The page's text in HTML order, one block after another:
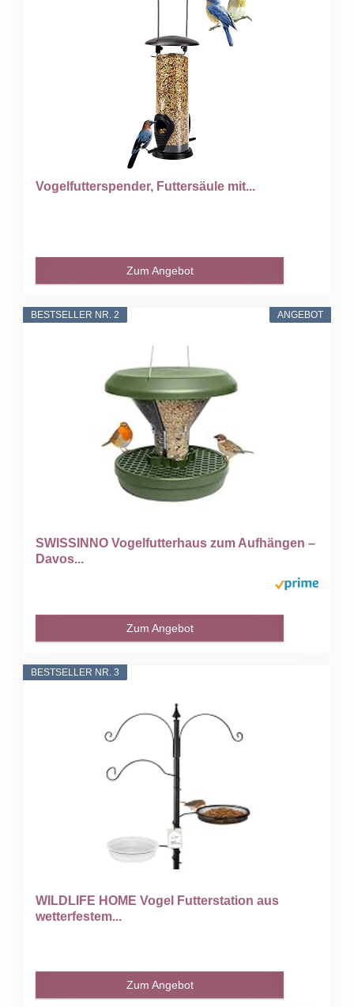
Vogelfutterspender, Futtersäule mit...
Zum Angebot
ANGEBOT
BESTSELLER NR. 2
SWISSINNO Vogelfutterhaus zum Aufhängen –
Davos...
Zum Angebot
BESTSELLER NR. 3
WILDLIFE HOME Vogel Futterstation aus
wetterfestem...
Zum Angebot